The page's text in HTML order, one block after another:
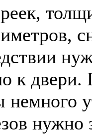
к
нужно